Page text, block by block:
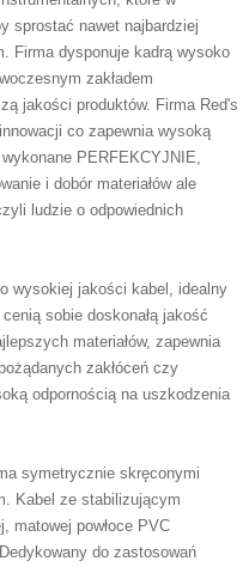
sprostać nawet najbardziej
Firma dysponuje kadrą wysoko
zakładem
jakości produktów. Firma Red's
co zapewnia wysoką
PERFEKCYJNIE,
i dobór materiałów ale
ludzie o odpowiednich
wysokiej jakości kabel, idealny
sobie doskonałą jakość
materiałów, zapewnia
zakłóceń czy
odpornością na uszkodzenia
symetrycznie skręconymi
Kabel ze stabilizującym
matowej powłoce PVC
do zastosowań